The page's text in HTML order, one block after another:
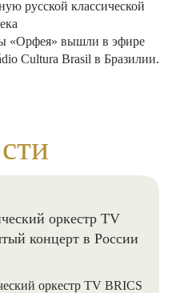
русской классической
«Орфея» вышли в эфире
Cultura Brasil в Бразилии.
оркестр TV
концерт в России